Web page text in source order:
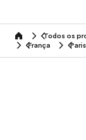
home Todos os
França
Paris